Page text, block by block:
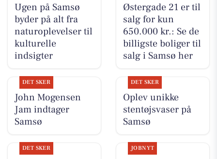
Ugen på Samsø
byder på alt fra
naturoplevelser til
kulturelle
indsigter
Østergade 21 er til
salg for kun
650.000 kr.: Se de
billigste boliger til
salg i Samsø her
DET SKER
John Mogensen
Jam indtager
Samsø
DET SKER
Oplev unikke
stentøjsvaser på
Samsø
DET SKER JOBNYT